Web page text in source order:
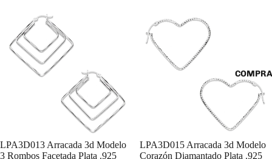
Agregar
LPA3D013 Arracada 3d Modelo
3 Rombos Facetada Plata .925
LPA3D015 Arracada 3d Modelo
Corazón Diamantado Plata .925